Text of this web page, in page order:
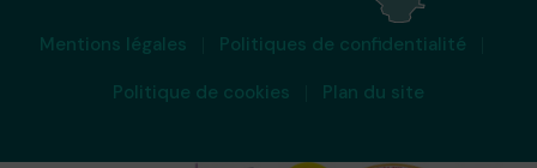
Mentions légales
Politiques de confidentialité
Politique de cookies
Plan du site